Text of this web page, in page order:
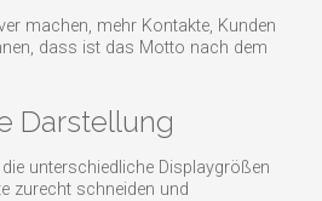
machen, mehr Kontakte, Kunden
dass ist das Motto nach dem
Darstellung
die unterschiedliche Displaygrößen
zurecht schneiden und